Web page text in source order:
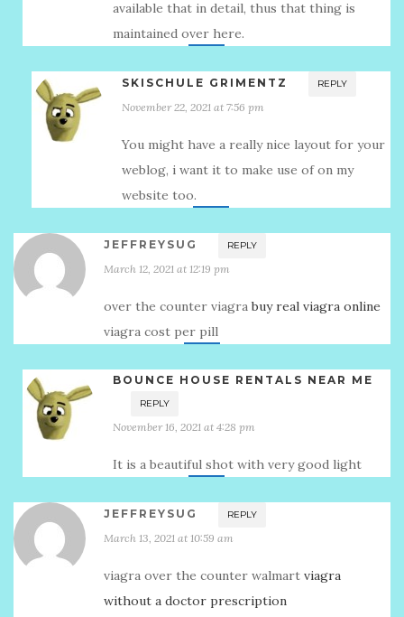
available that in detail, thus that thing is
maintained over here.
SKISCHULE GRIMENTZ REPLY
November 22, 2021 at 7:56 pm
You might have a really nice layout for your
weblog, i want it to make use of on my
website too.
JEFFREYSUG REPLY
March 12, 2021 at 12:19 pm
over the counter viagrabuy real viagra online
viagra cost per pill
BOUNCE HOUSE RENTALS NEAR ME
REPLY
November 16, 2021 at 4:28 pm
It is a beautiful shot with very good light
JEFFREYSUG REPLY
March 13, 2021 at 10:59 am
viagra over the counter walmart viagra
without a doctor prescription